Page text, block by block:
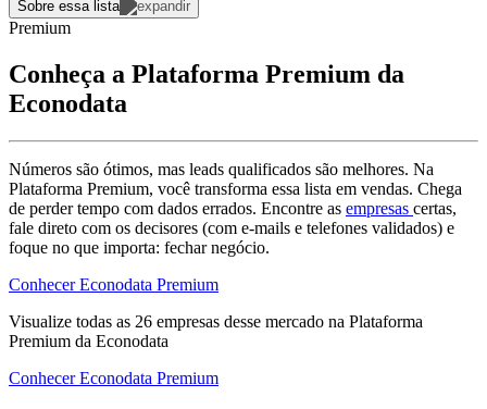
Sobre essa lista
Premium
Conheça a Plataforma Premium da
Econodata
Números são ótimos, mas leads qualificados são melhores. Na
Plataforma Premium, você transforma essa lista em vendas. Chega
de perder tempo com dados errados. Encontre as empresas certas,
fale direto com os decisores (com e-mails e telefones validados) e
foque no que importa: fechar negócio.
Conhecer Econodata Premium
Visualize todas as 26 empresas desse mercado na Plataforma
Premium da Econodata
Conhecer Econodata Premium